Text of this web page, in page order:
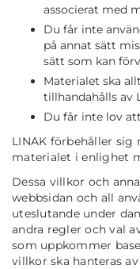
associerat med
Du får inte
på annat sätt
sätt som kan
Materialet ska
tillhandahålls av
Du får inte lov
LINAK förbehåller sig
materialet i enlighet
Dessa villkor och
webbsidan och all
uteslutande under
andra regler och val
som uppkommer
villkor ska hanteras